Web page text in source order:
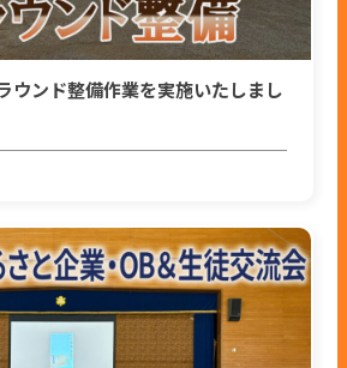
ウンド整備作業を実施いたしまし